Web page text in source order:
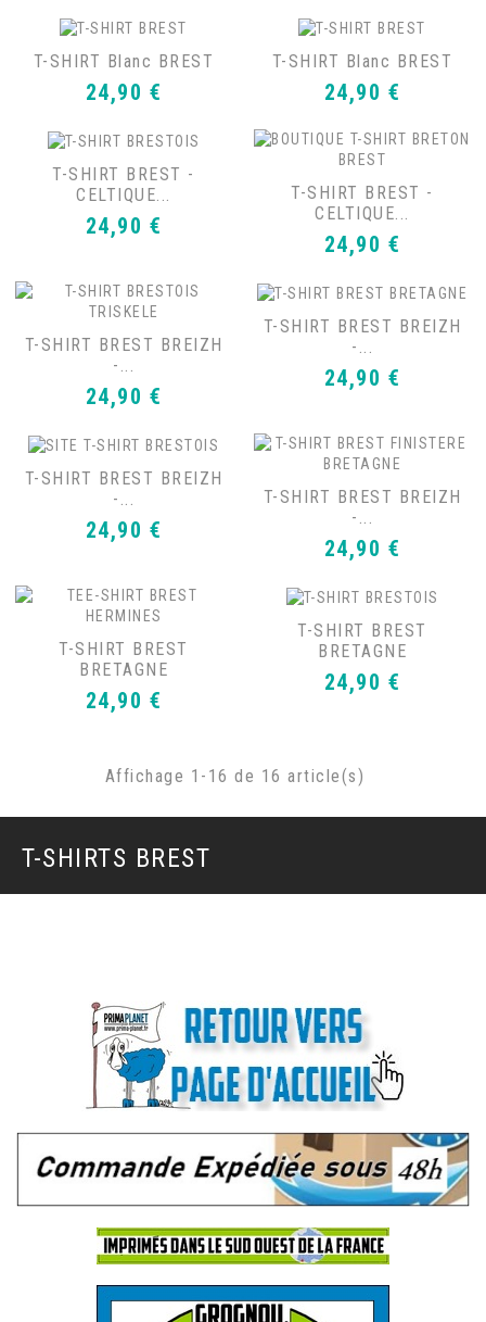
T-SHIRT Blanc BREST
Prix
24,90 €
T-SHIRT Blanc BREST
Prix
24,90 €
T-SHIRT BREST -
CELTIQUE...
Prix
24,90 €
T-SHIRT BREST -
CELTIQUE...
Prix
24,90 €
T-SHIRT BREST BREIZH
-...
Prix
24,90 €
T-SHIRT BREST BREIZH
-...
Prix
24,90 €
T-SHIRT BREST BREIZH
-...
Prix
24,90 €
T-SHIRT BREST BREIZH
-...
Prix
24,90 €
T-SHIRT BREST
BRETAGNE
Prix
24,90 €
T-SHIRT BREST
BRETAGNE
Prix
24,90 €
Affichage 1-16 de 16 article(s)
T-SHIRTS BREST